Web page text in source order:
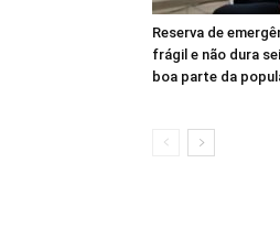
Reserva de
frágil e não dura
boa parte da